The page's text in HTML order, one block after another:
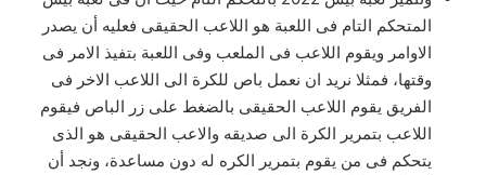
المتحكم التام فى اللعبة هو اللاعب الحقيقى فعليه أن يصدر
الاوامر ويقوم اللاعب فى الملعب وفى اللعبة بتفيذ الامر فى
وقتها، فمثلا نريد ان نعمل باص للكرة الى اللاعب الاخر فى
الفريق يقوم اللاعب الحقيقى بالضغط على زر الباص فيقوم
اللاعب بتمرير الكرة الى صديقه والاعب الحقيقى هو الذى
يتحكم فى من يقوم بتمرير الكره له دون مساعدة، ونجد أن